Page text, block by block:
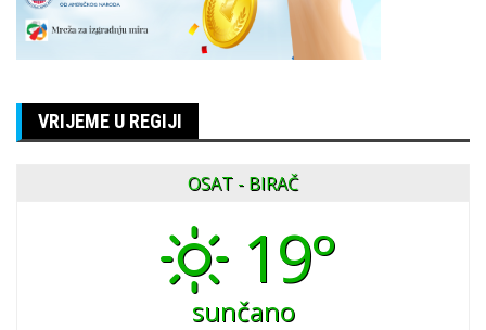
VRIJEME U REGIJI
OSAT - BIRAČ
19°
sunčano